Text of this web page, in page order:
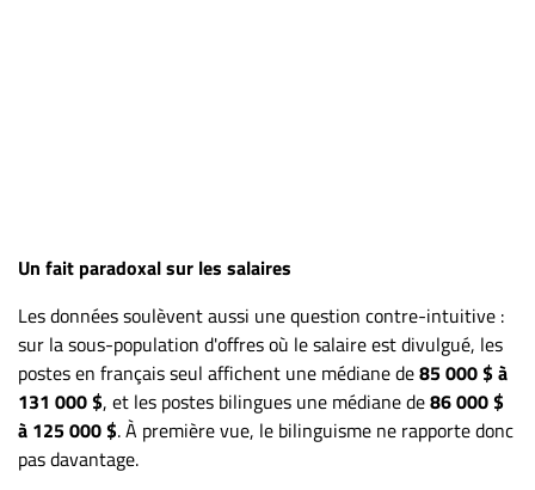
Un fait paradoxal sur les salaires
Les données soulèvent aussi une question contre-intuitive :
sur la sous-population d'offres où le salaire est divulgué, les
postes en français seul affichent une médiane de85 000 $ à
131 000 $, et les postes bilingues une médiane de86 000 $
à 125 000 $. À première vue, le bilinguisme ne rapporte donc
pas davantage.